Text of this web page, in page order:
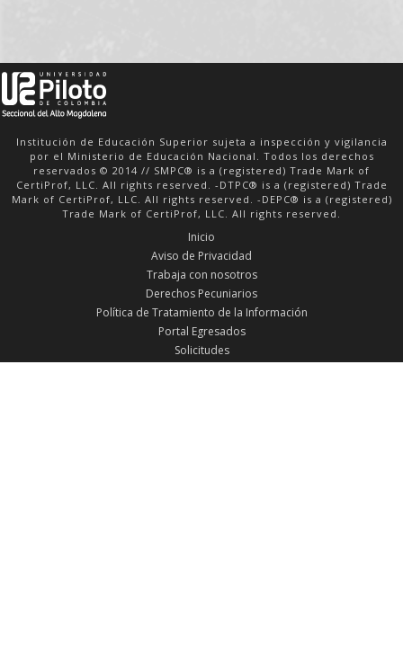
Institución de Educación Superior sujeta a inspección y vigilancia
por el Ministerio de Educación Nacional. Todos los derechos
reservados © 2014 // SMPC® is a (registered) Trade Mark of
CertiProf, LLC. All rights reserved. -DTPC® is a (registered) Trade
Mark of CertiProf, LLC. All rights reserved. -DEPC® is a (registered)
Trade Mark of CertiProf, LLC. All rights reserved.
Inicio
Aviso de Privacidad
Trabaja con nosotros
Derechos Pecuniarios
Política de Tratamiento de la Información
Portal Egresados
Solicitudes